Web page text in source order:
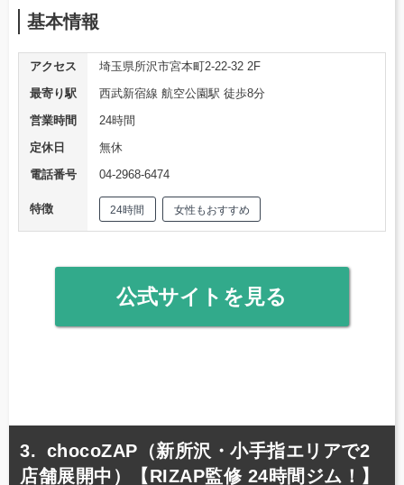
基本情報
アクセス
埼玉県所沢市宮本町2-22-32 2F
最寄り駅
西武新宿線 航空公園駅 徒歩8分
営業時間
24時間
定休日
無休
電話番号
04-2968-6474
特徴 24時間 女性もおすすめ
公式サイトを見る
chocoZAP（新所沢・小手指エリアで2
店舗展開中）【RIZAP監修 24時間ジム！】